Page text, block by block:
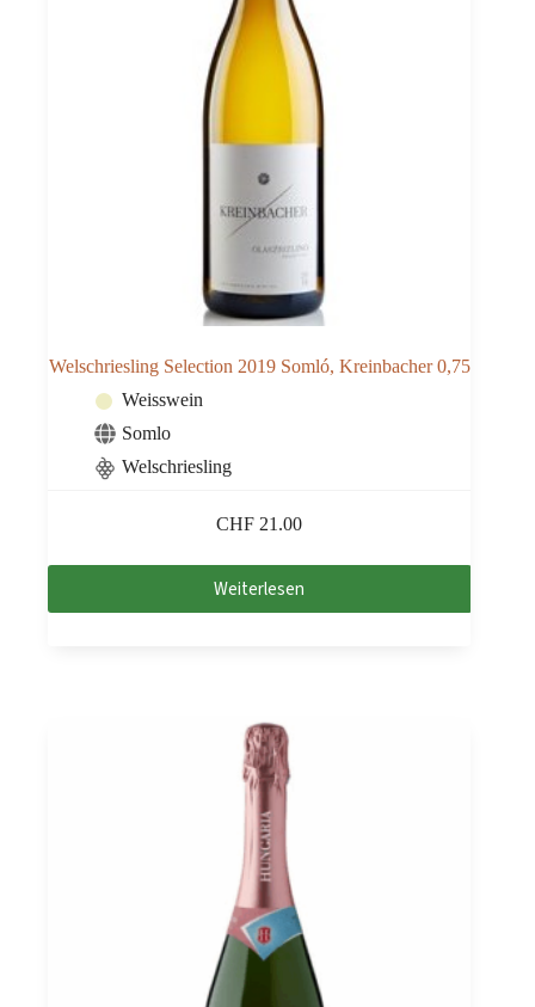
Welschriesling Selection 2019 Somló, Kreinbacher 0,75
Weisswein
Somlo
Welschriesling
CHF 21.00
Weiterlesen